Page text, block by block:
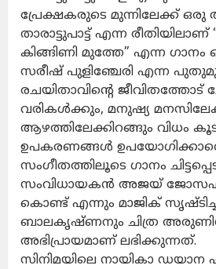
പ്രേക്ഷകരുടെ മുന്നിലേക്ക് ഒരു
താരാട്ടുപാട്ട് എന്ന രീതിയിലാണ്
കിങ്ങിണി മുത്തേ” എന്ന ഗാനം
സരീഷ് പുളിഞ്ചേരി എന്ന
രചയിതാവിൻ്റെ ജീവിതത്തോട്
വരികൾക്കും, മനുഷ്യ
ആഴത്തിലേക്കിറങ്ങും വിധം
ഉപകരണങ്ങൾ
സംഗീതത്തിലൂടെ ഗാനം
സംവിധായകൻ അജയ്
കൊണ്ട് എന്നും മാജിക്
ബാലകൃഷ്ണനും ചിത്ര
അഭിപ്രായമാണ് ലഭിക്കുന്നത്.
സിനിമയിലെ നായികാ ഡയാന